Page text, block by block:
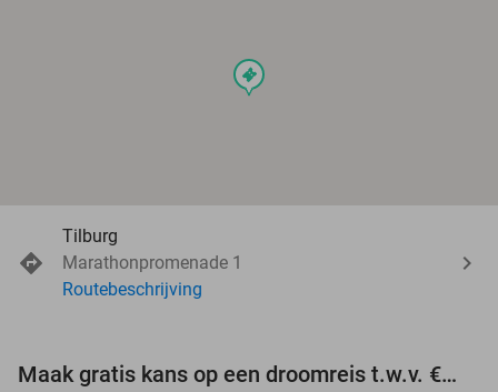
events
Tilburg
Marathonpromenade 1
Routebeschrijving
Maak gratis kans op een droomreis t.w.v. €3.000!